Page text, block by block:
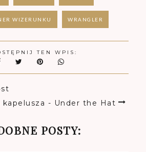
WIZERUNKU WRANGLER
TEN WPIS:
kapelusza - Under the Hat
POSTY: